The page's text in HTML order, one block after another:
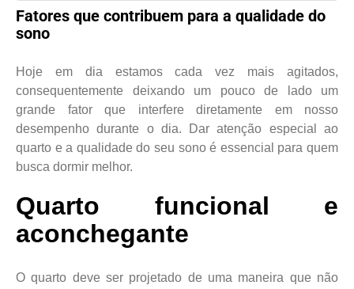
Fatores que contribuem para a qualidade do
sono
Hoje em dia estamos cada vez mais agitados,
consequentemente deixando um pouco de lado um
grande fator que interfere diretamente em nosso
desempenho durante o dia. Dar atenção especial ao
quarto e a qualidade do seu sono é essencial para quem
busca dormir melhor.
Quarto funcional e
aconchegante
O quarto deve ser projetado de uma maneira que não